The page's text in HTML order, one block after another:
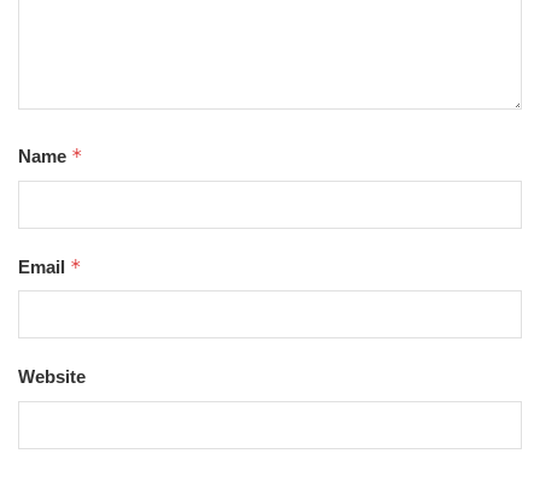
Name *
Email *
Website